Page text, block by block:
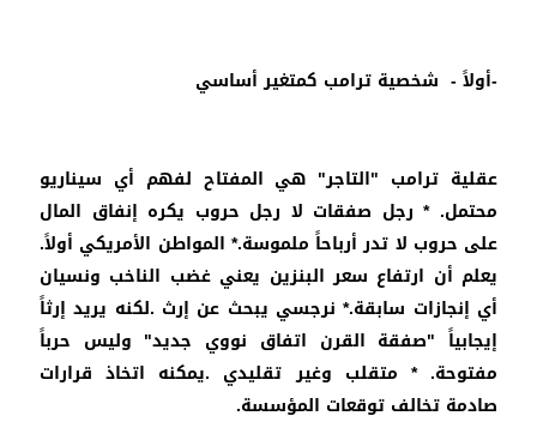
-أولاً - شخصية ترامب كمتغير أساسي
عقلية ترامب "التاجر" هي المفتاح لفهم أي سيناريو
محتمل. * رجل صفقات لا رجل حروب يكره إنفاق المال
على حروب لا تدر أرباحاً ملموسة.* المواطن الأمريكي أولاً.
يعلم أن ارتفاع سعر البنزين يعني غضب الناخب ونسيان
أي إنجازات سابقة.* نرجسي يبحث عن إرث .لكنه يريد إرثاً
إيجابياً "صفقة القرن اتفاق نووي جديد" وليس حرباً
مفتوحة. * متقلب وغير تقليدي .يمكنه اتخاذ قرارات
صادمة تخالف توقعات المؤسسة.